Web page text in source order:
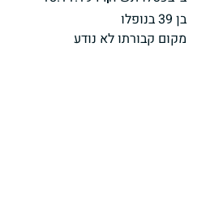
בן 39 בנופלו
מקום קבורתו לא נודע